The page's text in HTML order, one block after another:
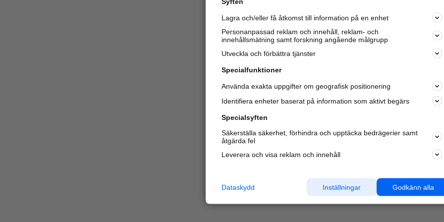
Varje vecka besöker du och 4 miljonerandra härliga
oss för att hitta rätt lokal information om företag,
Lagra och/eller få åtkomst till information på en enhet
Personanpassad reklam och innehåll, reklam- och
innehållsmätning samt forskning angående målgrupp
Utveckla och förbättra tjänster
Specialfunktioner
Använda exakta uppgifter om geografisk positionering
Identifiera enheter baserat på information som aktivt begärs
Specialsyften
Säkerställa säkerhet, förhindra och upptäcka bedrägerier samt
åtgärda fel
Leverera och visa reklam och innehåll
Godkänn alla
Inställningar
Dataskydd